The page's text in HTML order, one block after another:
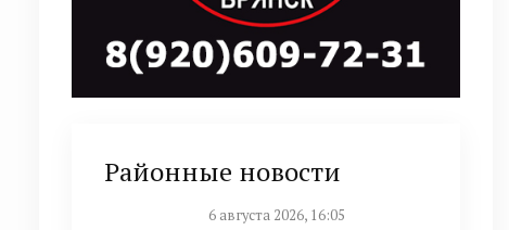
Районные новости
6 августа 2026, 16:05